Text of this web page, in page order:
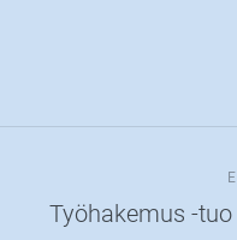
Työhakemus -